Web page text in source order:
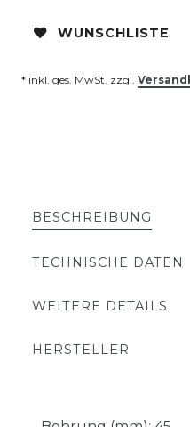
WUNSCHLISTE
* inkl. ges. MwSt. zzgl.
BESCHREIBUNG
TECHNISCHE DATEN
WEITERE DETAILS
HERSTELLER